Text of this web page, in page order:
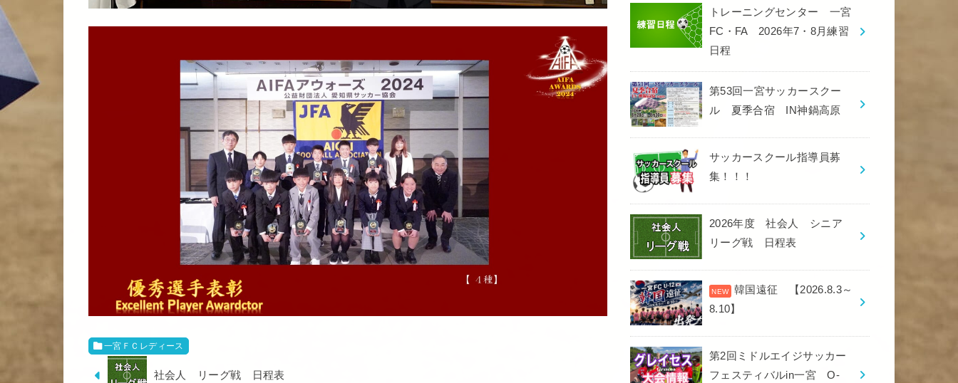
一宮ＦＣレディース
社会人 リーグ戦 日程表
トレーニングセンター 一宮
FC・FA 2026年7・8月練習
日程
第53回一宮サッカースクー
ル 夏季合宿 IN神鍋高原
サッカースクール指導員募
集！！！
2026年度 社会人 シニア
リーグ戦 日程表
韓国遠征 【2026.8.3～
8.10】
第2回ミドルエイジサッカー
フェスティバルin一宮 O-